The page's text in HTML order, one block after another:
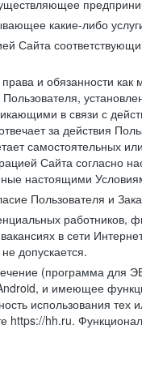
какие-либо
Сайта
и обязанности
в связи с
за действия
самостоятельных
Сайта согласно
настоящими
Пользователя и
в сети
допускается.
(программа для
и имеющее
использования
https://hh.ru.